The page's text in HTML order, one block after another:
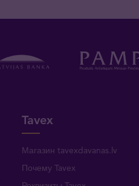
Tavex
Магазин tavexdavanas.lv
Почему Tavex